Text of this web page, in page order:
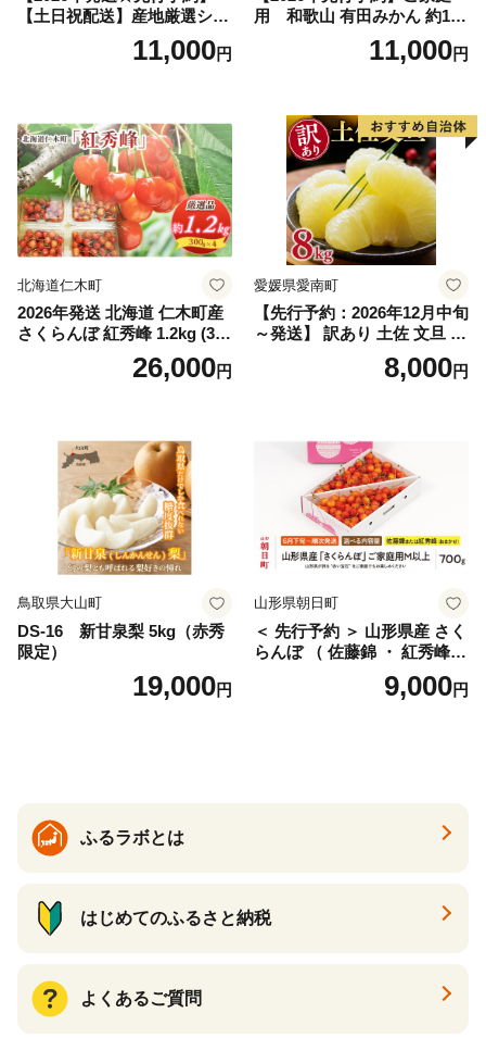
【土日祝配送】産地厳選シャ
インマスカット1.2kg～1.3kg
（2房～3房）※沖縄・離島配
笛吹市 山梨県 フルーツ 果物
ぶどう 葡萄 大粒 シャインマ
スカット おすすめ シャイン
マスカット 贈答 ギフト 産地
笛吹市 シャインマスカット
笛吹 葡萄 国産 ぶどう 人気
国産 1.2kg 先行｜
11,000円
用 和歌山 有田みかん 約10k
g (2L、3Lサイズ)【湯浅町】
11,000円
北海道仁木町
2026年発送 北海道 仁木町産
さくらんぼ 紅秀峰 1.2kg (300
g×4パック) Lサイズ以上 旬
桜桃 産地直送 サクランボ チ
26,000円
愛媛県愛南町
【先行予約：2026年12月中旬
～発送】 訳あり 土佐 文旦 8k
g (Mサイズ以上サイズミック
ス) 8000円 わけあり ぶんた
産 農家直送 期間限定 特産品
サイズミックス くらもとフ
ァーム 愛南町 愛媛県
8,000円
鳥取県大山町
DS-16 新甘泉梨 5kg（赤秀
限定）
19,000円
山形県朝日町
＜ 先行予約 ＞ 山形県産 さく
らんぼ （ 佐藤錦 ・ 紅秀峰
） ご家庭用 M以上 700g 【20
26年6月下旬から7月上旬発
9,000円
ふるラボとは
はじめてのふるさと納税
よくあるご質問